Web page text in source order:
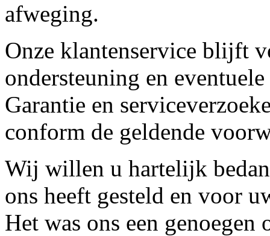
afweging.
Onze klantenservice blijft
ondersteuning en
Garantie en
conform de geldende
Wij willen u hartelijk
ons heeft gesteld en voor
Het was ons een